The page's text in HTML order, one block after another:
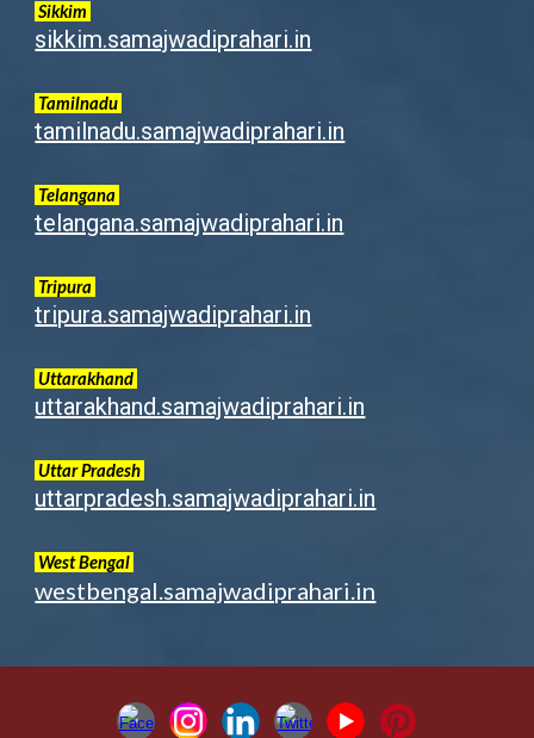
Sikkim
sikkim.samajwadiprahari.in
Tamilnadu
tamilnadu.samajwadiprahari.in
Telangana
telangana.samajwadiprahari.in
Tripura
tripura.samajwadiprahari.in
Uttarakhand
uttarakhand.samajwadiprahari.in
Uttar Pradesh
uttarpradesh.samajwadiprahari.in
West Bengal
westbengal.samajwadiprahari.in